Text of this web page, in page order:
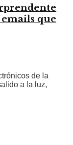
que
de la
a la luz,